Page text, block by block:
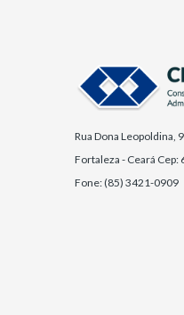
Rua Dona Leopoldina,
Fortaleza - Ceará Cep:
Fone: (85) 3421-0909